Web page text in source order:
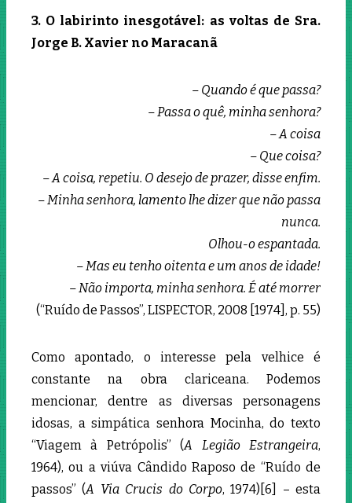
3. O labirinto inesgotável: as voltas de Sra.
Jorge B. Xavier no Maracanã
– Quando é que passa?
– Passa o quê, minha senhora?
– A coisa
– Que coisa?
– A coisa, repetiu. O desejo de prazer, disse enfim.
– Minha senhora, lamento lhe dizer que não passa
nunca.
Olhou-o espantada.
– Mas eu tenho oitenta e um anos de idade!
– Não importa, minha senhora. É até morrer
(“Ruído de Passos”, LISPECTOR, 2008 [1974], p. 55)
Como apontado, o interesse pela velhice é
constante na obra clariceana. Podemos
mencionar, dentre as diversas personagens
idosas, a simpática senhora Mocinha, do texto
“Viagem à Petrópolis” (A Legião Estrangeira,
1964), ou a viúva Cândido Raposo de “Ruído de
passos” (A Via Crucis do Corpo, 1974)[6]
– esta